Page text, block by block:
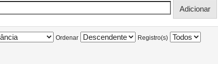
Ordenar Registro(s)